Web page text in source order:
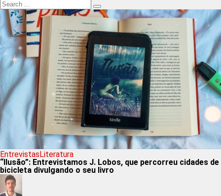
EntrevistasLiteratura
“Ilusão”: Entrevistamos J. Lobos, que percorreu cidades de
bicicleta divulgando o seu livro